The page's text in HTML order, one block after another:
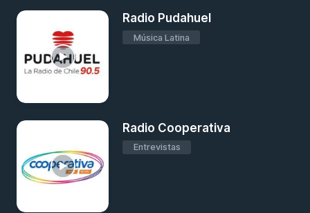
Radio Pudahuel
Música Latina
Radio Cooperativa
Entrevistas